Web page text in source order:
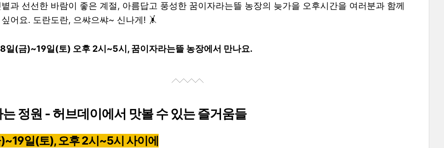
과 선선한 바람이 좋은 계절, 아름답고 풍성한 꿈이자라는뜰 농장의 늦가을 오후시간을 여러분과 함께
어요. 도란도란, 으쌰으쌰~ 신나게! 🤸
일(금)~19일(토) 오후 2시~5시, 꿈이자라는뜰 농장에서 만나요.
정원 - 허브데이에서 맛볼 수 있는 즐거움들
일(토), 오후 2시~5시 사이에